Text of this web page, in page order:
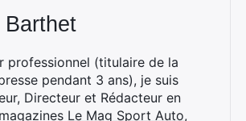
professionnel (titulaire de la
pendant 3 ans), je suis
Directeur et Rédacteur en
Le Mag Sport Auto,